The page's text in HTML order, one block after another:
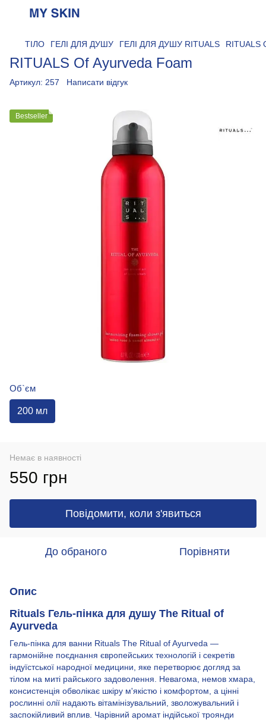
ТІЛО ГЕЛІ ДЛЯ ДУШУ ГЕЛІ ДЛЯ ДУШУ RITUALS RITUALS
RITUALS Of Ayurveda Foam
Артикул: 257 Написати відгук
Bestseller
Об`єм
200 мл
Немає в наявності
550 грн
Повідомити, коли з'явиться
До обраного Порівняти
Опис
Rituals Гель-пінка для душу The Ritual of
Ayurveda
Гель-пінка для ванни Rituals The Ritual of Ayurveda —
гармонійне поєднання європейських технологій і секретів
індуїстської народної медицини, яке перетворює догляд за
тілом на миті райського задоволення. Невагома, немов хмара,
консистенція обволікає шкіру м'якістю і комфортом, а цінні
рослинні олії надають вітамінізувальний, зволожувальний і
заспокійливий вплив. Чарівний аромат індійської троянди